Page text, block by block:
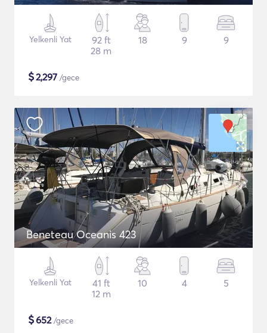
Yelkenli Yat
92 ft
28 m
18 9 9
$2,297 /gece
Beneteau Oceanis 423
Yelkenli Yat
41 ft
12 m
10 4 5
$652/gece